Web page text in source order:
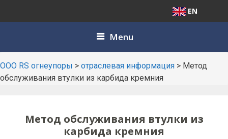
EN
content
Menu
ООО RS огнеупоры > отраслевая информация > Метод
обслуживания втулки из карбида кремния
Метод обслуживания втулки из
карбида кремния